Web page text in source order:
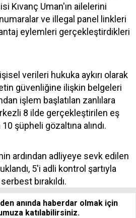
Kıvanç Uman'ın ailelerini
ve illegal panel linkleri
eylemleri gerçekleştirdikleri
verileri hukuka aykırı olarak
güvenliğine ilişkin belgeleri
işlem başlatılan zanlılara
8 ilde gerçekleştirilen eş
şüpheli gözaltına alındı.
ardından adliyeye sevk edilen
5'i adli kontrol şartıyla
bırakıldı.
anında haberdar olmak için
katılabilirsiniz.